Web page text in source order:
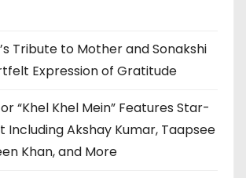
Tribute to Mother and Sonakshi
Expression of Gratitude
“Khel Khel Mein” Features Star-
Including Akshay Kumar, Taapsee
Khan, and More